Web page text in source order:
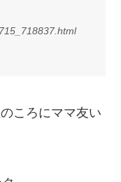
ころにママ友い